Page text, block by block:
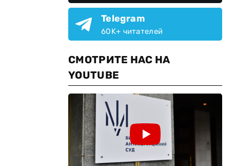
Telegram
60K+ читателей
СМОТРИТЕ НАС НА
YOUTUBE